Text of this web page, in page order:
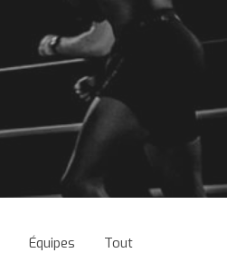
Équipes Tout